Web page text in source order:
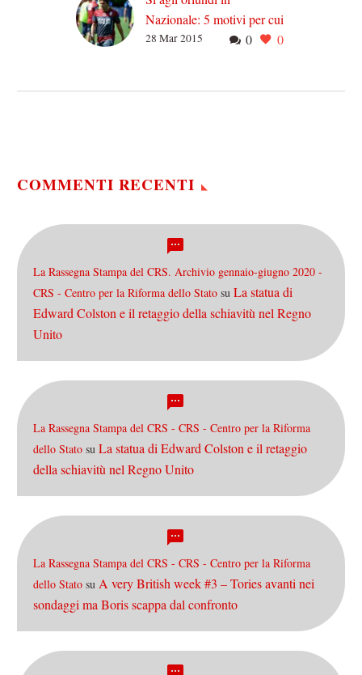
Nazionale: 5 motivi per cui
ha ragione Conte
0 0
28 Mar 2015
COMMENTI RECENTI
La Rassegna Stampa del CRS. Archivio gennaio-giugno 2020 -
CRS - Centro per la Riforma dello Stato su La statua di
Edward Colston e il retaggio della schiavitù nel Regno
Unito
La Rassegna Stampa del CRS - CRS - Centro per la Riforma
dello Stato su La statua di Edward Colston e il retaggio
della schiavitù nel Regno Unito
La Rassegna Stampa del CRS - CRS - Centro per la Riforma
dello Stato su A very British week #3 – Tories avanti nei
sondaggi ma Boris scappa dal confronto